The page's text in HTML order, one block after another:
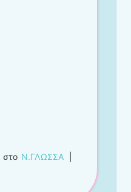
στο Ν.ΓΛΩΣΣΑ